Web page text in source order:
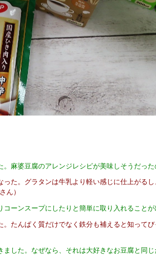
麻婆豆腐のアレンジレシピが美味しそうだった
た。グラタンは牛乳より軽い感じに仕上がる
ん）
ーンスープにしたりと簡単に取り入れること
たんぱく質だけでなく鉄分も補えると知って
した。なぜなら、それは大好きなお豆腐と同